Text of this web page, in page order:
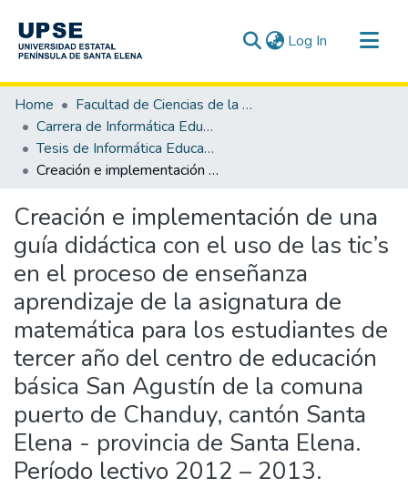
Log In (current)
Communities & Collections
All of DSpace
Statistics
Home
Facultad de Ciencias de la Educación e Idiomas
Carrera de Informática Educativa
Tesis de Informática Educativa
Creación e implementación de una guía didáctica con el uso de las tic’s en el proceso de enseñanza aprendizaje de la asignatura de matemática para los estudiantes de tercer año del centro de educación básica San Agustín de la comuna puerto de Chanduy, cantón Santa Elena - provincia de Santa Elena. Período lectivo 2012 – 2013.
Creación e implementación de una
guía didáctica con el uso de las tic’s
en el proceso de enseñanza
aprendizaje de la asignatura de
matemática para los estudiantes de
tercer año del centro de educación
básica San Agustín de la comuna
puerto de Chanduy, cantón Santa
Elena - provincia de Santa Elena.
Período lectivo 2012 – 2013.